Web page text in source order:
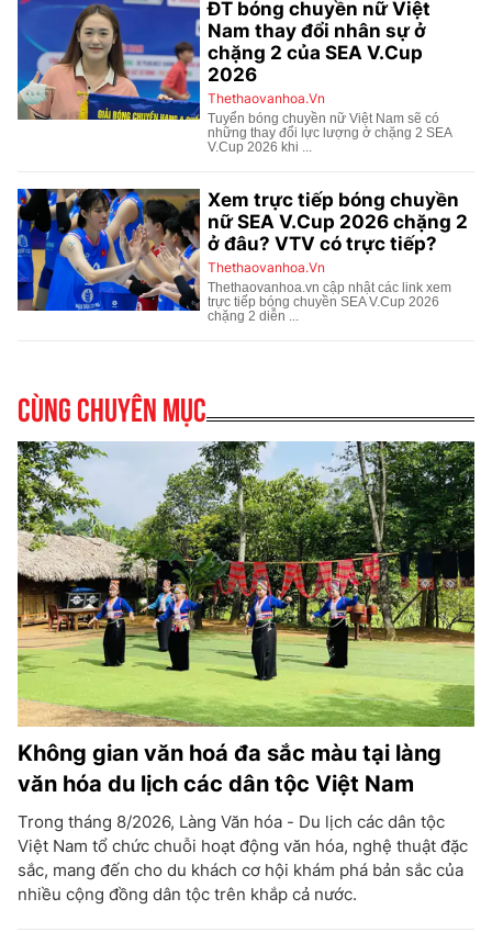
Cùng chuyên mục
Không gian văn hoá đa sắc màu tại làng
văn hóa du lịch các dân tộc Việt Nam
Trong tháng 8/2026, Làng Văn hóa - Du lịch các dân tộc
Việt Nam tổ chức chuỗi hoạt động văn hóa, nghệ thuật đặc
sắc, mang đến cho du khách cơ hội khám phá bản sắc của
nhiều cộng đồng dân tộc trên khắp cả nước.